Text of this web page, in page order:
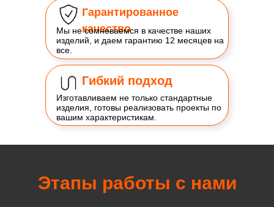
Гарантированное
качество
Мы не сомневаемся в качестве наших
изделий, и даем гарантию 12 месяцев на
все.
Гибкий подход
Изготавливаем не только стандартные
изделия, готовы реализовать проекты по
вашим характеристикам.
Этапы работы с нами